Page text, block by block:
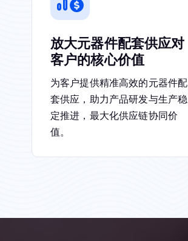
放大元器件配套供应对
客户的核心价值
为客户提供精准高效的元器件配
套供应，助力产品研发与生产稳
定推进，最大化供应链协同价
值。